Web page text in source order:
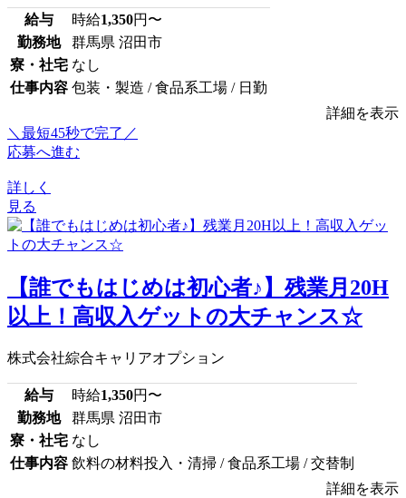
給与 時給1,350円〜
勤務地
群馬県 沼田市
寮・社宅 なし
仕事内容 包装・製造 / 食品系工場 / 日勤
詳細を表示
＼最短45秒で完了／
応募へ進む
詳しく
見る
【誰でもはじめは初心者♪】残業月20H
以上！高収入ゲットの大チャンス☆
株式会社綜合キャリアオプション
給与 時給1,350円〜
勤務地
群馬県 沼田市
寮・社宅 なし
仕事内容 飲料の材料投入・清掃 / 食品系工場 / 交替制
詳細を表示